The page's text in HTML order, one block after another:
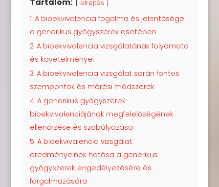
Tartalom: elrejtés
1 A bioekvivalencia fogalma és jelentősége
a generikus gyógyszerek esetében
2 A bioekvivalencia vizsgálatának folyamata
és követelményei
3 A bioekvivalencia vizsgálat során fontos
szempontok és mérési módszerek
4 A generikus gyógyszerek
bioekvivalenciájának megfelelőségének
ellenőrzése és szabályozása
5 A bioekvivalencia vizsgálat
eredményeinek hatása a generikus
gyógyszerek engedélyezésére és
forgalmazására